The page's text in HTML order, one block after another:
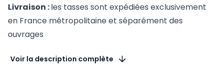
Livraison :les tasses sont expédiées exclusivement
en France métropolitaine et séparément des
ouvrages
Voir la description complète